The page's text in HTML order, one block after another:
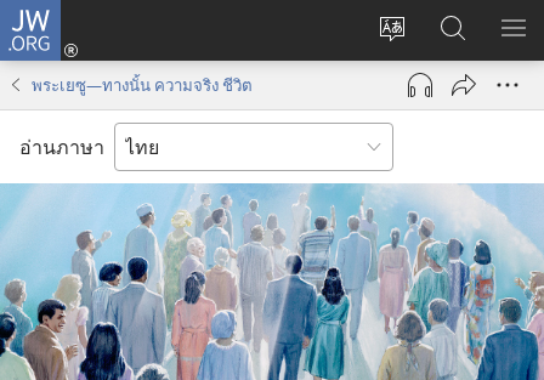
JW.ORG
เปลี่ยน
ภาษา
เข้า
(เปิด
ใหม่)
ค้นหา
ใน
JW.ORG
แส
พระเยซู—ทางนั้น ความจริง ชีวิต
อ่านภาษา